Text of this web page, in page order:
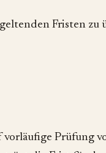
Fristen zu
Prüfung